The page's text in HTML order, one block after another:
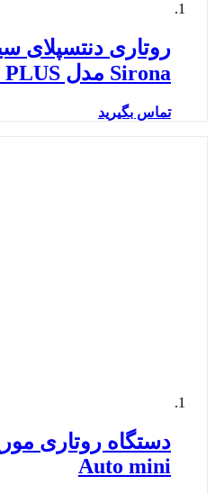
Sirona مدل X SMART PLUS
تماس بگیرید
Auto mini